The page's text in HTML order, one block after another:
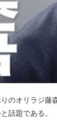
のオリラジ藤
話題である。